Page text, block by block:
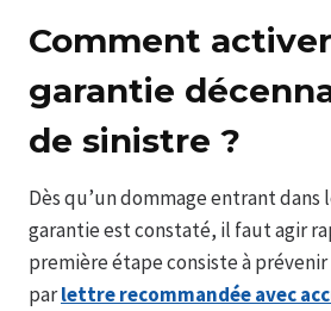
Comment
garantie
de sinistre ?
Dès qu’un dommage entrant dans
garantie est constaté, il faut agir
première étape consiste à prévenir
parlettre recommandée avec